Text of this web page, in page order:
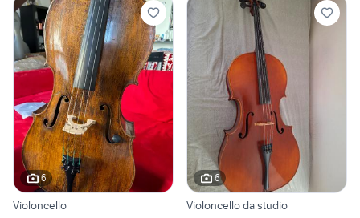
6
Violoncello
6
Violoncello da studio